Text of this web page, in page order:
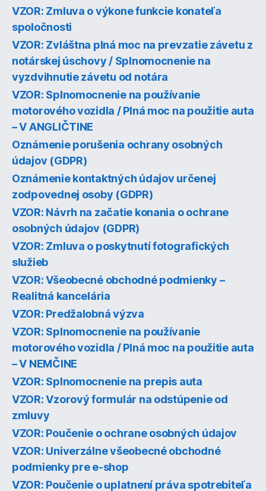
VZOR: Zmluva o výkone funkcie konateľa
spoločnosti
VZOR: Zvláštna plná moc na prevzatie závetu z
notárskej úschovy / Splnomocnenie na
vyzdvihnutie závetu od notára
VZOR: Splnomocnenie na používanie
motorového vozidla / Plná moc na použitie auta
– V ANGLIČTINE
Oznámenie porušenia ochrany osobných
údajov (GDPR)
Oznámenie kontaktných údajov určenej
zodpovednej osoby (GDPR)
VZOR: Návrh na začatie konania o ochrane
osobných údajov (GDPR)
VZOR: Zmluva o poskytnutí fotografických
služieb
VZOR: Všeobecné obchodné podmienky –
Realitná kancelária
VZOR: Predžalobná výzva
VZOR: Splnomocnenie na používanie
motorového vozidla / Plná moc na použitie auta
– V NEMČINE
VZOR: Splnomocnenie na prepis auta
VZOR: Vzorový formulár na odstúpenie od
zmluvy
VZOR: Poučenie o ochrane osobných údajov
VZOR: Univerzálne všeobecné obchodné
podmienky pre e-shop
VZOR: Poučenie o uplatnení práva spotrebiteľa